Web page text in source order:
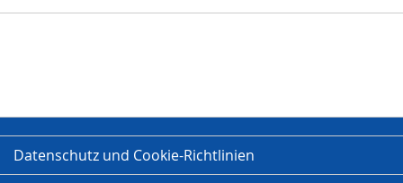
Datenschutz und Cookie-Richtlinien